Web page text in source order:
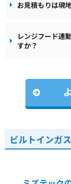
お見積もりは現
レンジフード連
すか？
ビルトインガ